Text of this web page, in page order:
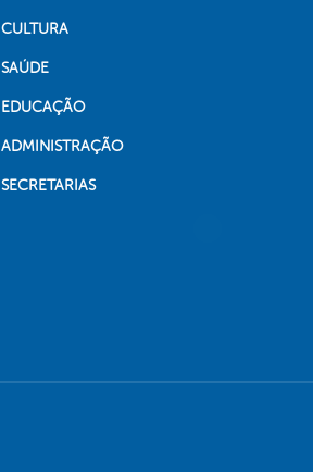
CULTURA
SAÚDE
EDUCAÇÃO
ADMINISTRAÇÃO
SECRETARIAS